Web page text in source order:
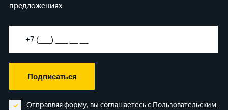
предложениях
Подписаться
Отправляя форму, вы соглашаетесь с Пользовательским